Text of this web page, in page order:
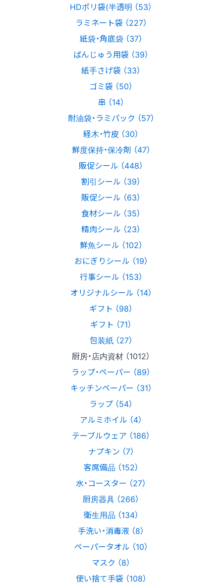
HDポリ袋(半透明 （53）
ラミネート袋 （227）
紙袋・角底袋 （37）
ばんじゅう用袋 （39）
紙手さげ袋 （33）
ゴミ袋 （50）
串 （14）
耐油袋・ラミパック （57）
経木・竹皮 （30）
鮮度保持・保冷剤 （47）
販促シール （448）
割引シール （39）
販促シール （63）
食材シール （35）
精肉シール （23）
鮮魚シール （102）
おにぎりシール （19）
行事シール （153）
オリジナルシール （14）
ギフト （98）
ギフト （71）
包装紙 （27）
厨房・店内資材 （1012）
ラップ・ペーパー （89）
キッチンペーパー （31）
ラップ （54）
アルミホイル （4）
テーブルウェア （186）
ナプキン （7）
客席備品 （152）
水・コースター （27）
厨房器具 （266）
衛生用品 （134）
手洗い・消毒液 （8）
ペーパータオル （10）
マスク （8）
使い捨て手袋 （108）